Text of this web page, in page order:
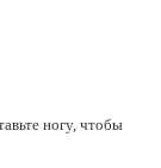
ногу, чтобы